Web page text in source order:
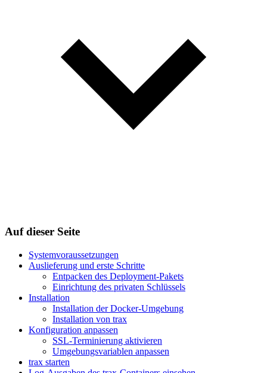
Auf dieser Seite
Systemvoraussetzungen
Auslieferung und erste Schritte
Entpacken des Deployment-Pakets
Einrichtung des privaten Schlüssels
Installation
Installation der Docker-Umgebung
Installation von trax
Konfiguration anpassen
SSL-Terminierung aktivieren
Umgebungsvariablen anpassen
trax starten